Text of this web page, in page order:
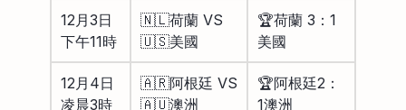
12月3日
下午11時
🇳🇱荷蘭 VS
🇺🇸美國
🏆荷蘭 3：1
美國
12月4日
凌晨3時
🇦🇷阿根廷 VS
🇦🇺澳洲
🏆阿根廷2：
1澳洲